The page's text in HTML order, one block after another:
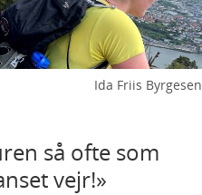
Ida Friis Byrgesen
så ofte som
vejr!»